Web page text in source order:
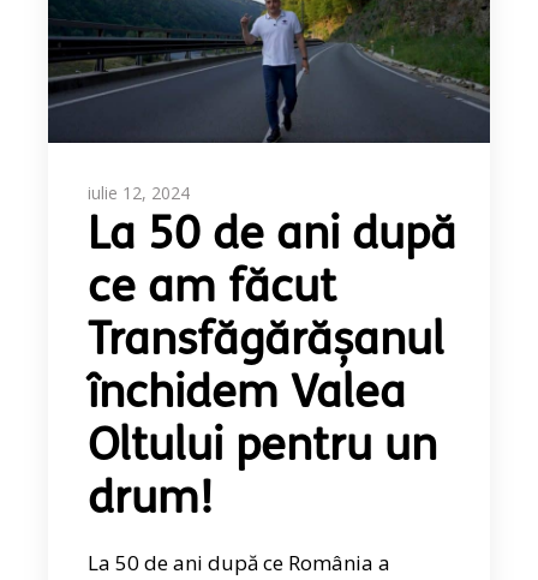
iulie 12, 2024
La 50 de ani după
ce am făcut
Transfăgărășanul
închidem Valea
Oltului pentru un
drum!
La 50 de ani după ce România a